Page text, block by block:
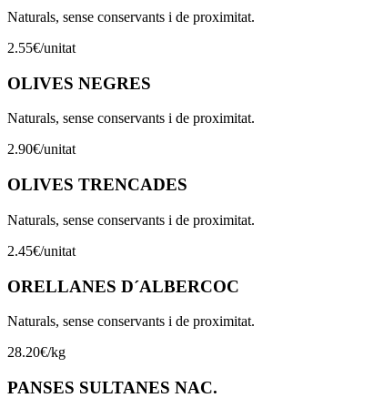
Naturals, sense conservants i de proximitat.
2.55€/unitat
OLIVES NEGRES
Naturals, sense conservants i de proximitat.
2.90€/unitat
OLIVES TRENCADES
Naturals, sense conservants i de proximitat.
2.45€/unitat
ORELLANES D´ALBERCOC
Naturals, sense conservants i de proximitat.
28.20€/kg
PANSES SULTANES NAC.